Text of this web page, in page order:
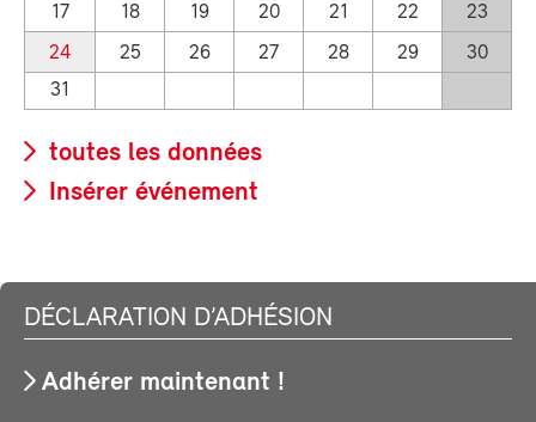
17
18 19 20 21 22
23
24
25 26 27 28 29
30
31
toutes les données
Insérer événement
DÉCLARATION D’ADHÉSION
Adhérer maintenant !